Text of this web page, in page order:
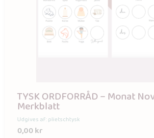
TYSK ORDFORRÅD – Monat
Merkblatt
Udgives af: plietschtysk
0,00kr